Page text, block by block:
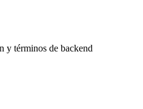
y términos de backend